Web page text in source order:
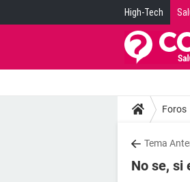
High-Tech
Foros
Tema
No se, si